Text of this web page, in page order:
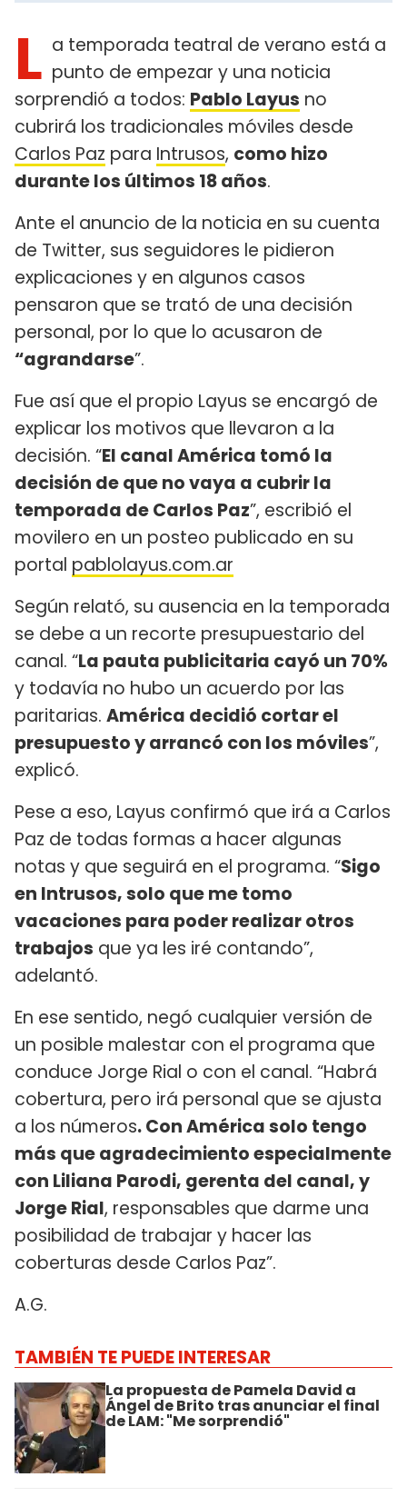
L a temporada teatral de verano está a
punto de empezar y una noticia
sorprendió a todos: Pablo Layus no
cubrirá los tradicionales móviles desde
Carlos Paz para Intrusos, como hizo
durante los últimos 18 años.
Ante el anuncio de la noticia en su cuenta
de Twitter, sus seguidores le pidieron
explicaciones y en algunos casos
pensaron que se trató de una decisión
personal, por lo que lo acusaron de
“agrandarse”.
Fue así que el propio Layus se encargó de
explicar los motivos que llevaron a la
decisión. “El canal América tomó la
decisión de que no vaya a cubrir la
temporada de Carlos Paz”, escribió el
movilero en un posteo publicado en su
portal pablolayus.com.ar
Según relató, su ausencia en la temporada
se debe a un recorte presupuestario del
canal. “La pauta publicitaria cayó un 70%
y todavía no hubo un acuerdo por las
paritarias. América decidió cortar el
presupuesto y arrancó con los móviles”,
explicó.
Pese a eso, Layus confirmó que irá a Carlos
Paz de todas formas a hacer algunas
notas y que seguirá en el programa. “Sigo
en Intrusos, solo que me tomo
vacaciones para poder realizar otros
trabajos que ya les iré contando”,
adelantó.
En ese sentido, negó cualquier versión de
un posible malestar con el programa que
conduce Jorge Rial o con el canal. “Habrá
cobertura, pero irá personal que se ajusta
a los números. Con América solo tengo
más que agradecimiento especialmente
con Liliana Parodi, gerenta del canal, y
Jorge Rial, responsables que darme una
posibilidad de trabajar y hacer las
coberturas desde Carlos Paz”.
A.G.
TAMBIÉN TE PUEDE INTERESAR
La propuesta de Pamela David a
Ángel de Brito tras anunciar el final
de LAM: "Me sorprendió"